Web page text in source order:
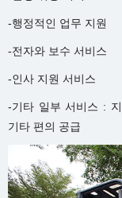
-행정적인 업무 지원
-전자와 보수 서비스
-인사 지원 서비스
-기타 일부 서비스 :
기타 편의 공급